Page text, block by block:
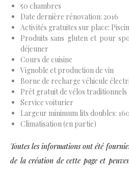
50 chambres
Date dernière rénovation: 2016
Activités gratuites sur place:
Produits sans gluten et pour
déjeuner
Cours de cuisine
Vignoble et production de vin
Borne de recharge véhicule
Prêt gratuit de vélos traditionnels
Service voiturier
Largeur minimum lits doubles:
Climatisation (en partie)
Toutes les informations ont été
de la création de cette page et